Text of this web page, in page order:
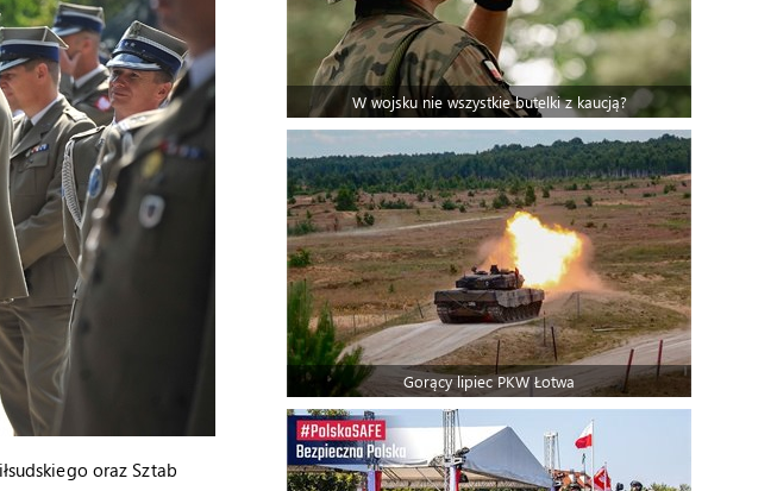
oraz Sztab
W wojsku nie wszystkie butelki z kaucją?
Gorący lipiec PKW Łotwa